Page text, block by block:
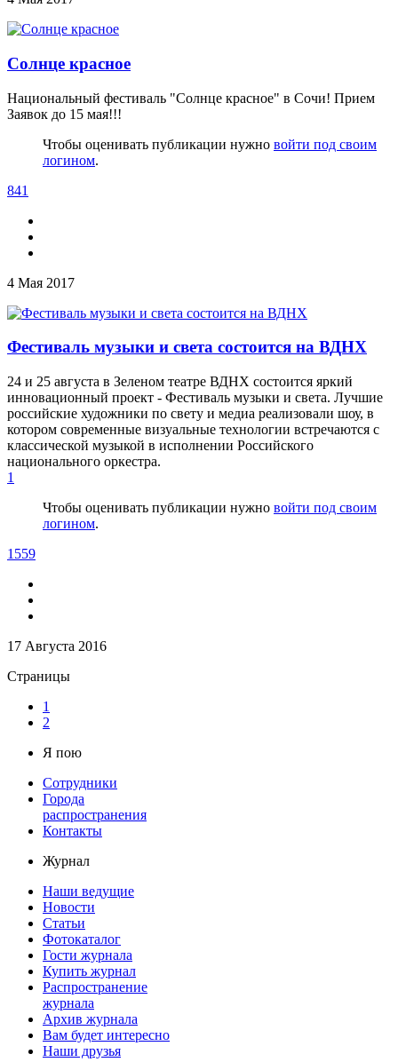
Солнце красное
Национальный фестиваль "Солнце красное" в Сочи! Прием
Заявок до 15 мая!!!
Чтобы оценивать публикации нужно войти под своим
логином.
841
4 Мая 2017
Фестиваль музыки и света состоится на ВДНХ
24 и 25 августа в Зеленом театре ВДНХ состоится яркий
инновационный проект - Фестиваль музыки и света. Лучшие
российские художники по свету и медиа реализовали шоу, в
котором современные визуальные технологии встречаются с
классической музыкой в исполнении Российского
национального оркестра.
1
Чтобы оценивать публикации нужно войти под своим
логином.
1559
17 Августа 2016
Страницы
1
2
Я пою
Сотрудники
Города
распространения
Контакты
Журнал
Наши ведущие
Новости
Статьи
Фотокаталог
Гости журнала
Купить журнал
Распространение
журнала
Архив журнала
Вам будет интересно
Наши друзья